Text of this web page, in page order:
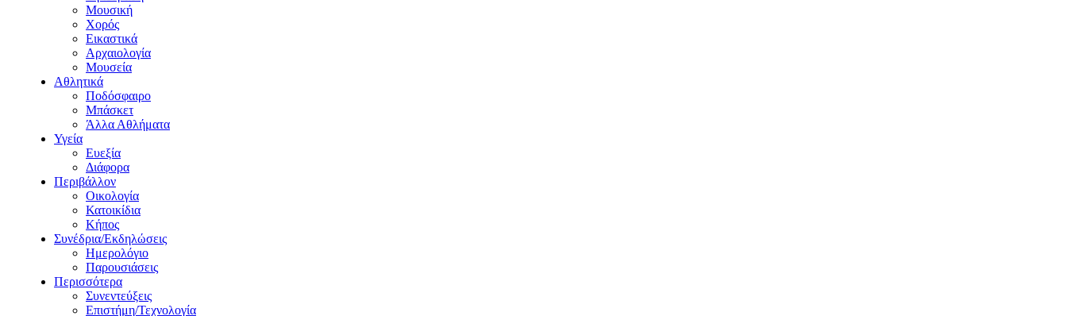
Μουσική
Χορός
Εικαστικά
Αρχαιολογία
Μουσεία
Αθλητικά
Ποδόσφαιρο
Μπάσκετ
Άλλα Αθλήματα
Υγεία
Ευεξία
Διάφορα
Περιβάλλον
Οικολογία
Κατοικίδια
Κήπος
Συνέδρια/Εκδηλώσεις
Ημερολόγιο
Παρουσιάσεις
Περισσότερα
Συνεντεύξεις
Επιστήμη/Τεχνολογία